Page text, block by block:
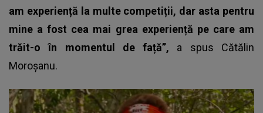
am experiență la multe competiții, dar asta pentru
mine a fost cea mai grea experiență pe care am
trăit-o în momentul de față”, a spus Cătălin
Moroșanu.